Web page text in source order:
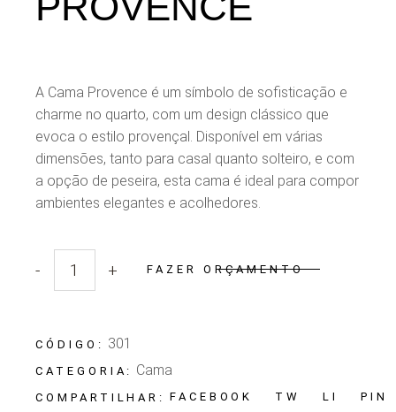
A Cama Provence é um símbolo de sofisticação e
charme no quarto, com um design clássico que
evoca o estilo provençal. Disponível em várias
dimensões, tanto para casal quanto solteiro, e com
a opção de peseira, esta cama é ideal para compor
ambientes elegantes e acolhedores.
Quantidade Cama Provence
- + FAZER ORÇAMENTO
CÓDIGO: 301
CATEGORIA: Cama
COMPARTILHAR: FACEBOOK TW LI PIN